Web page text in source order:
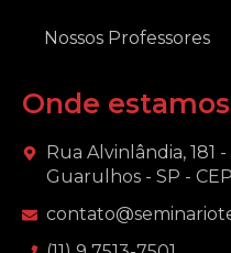
Nossos Professores
Onde estamos
Rua Alvinlândia, 181
Guarulhos - SP -